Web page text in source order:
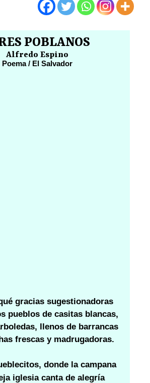
POBLANOS
Alfredo Espino
Poema / El Salvador
gracias sugestionadoras
pueblos de casitas blancas,
llenos de barrancas
frescas y madrugadoras.
donde la campana
iglesia canta de alegría